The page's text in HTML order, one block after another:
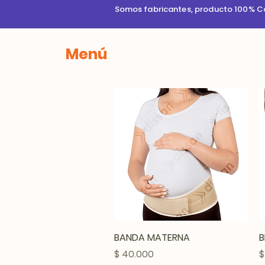
Somos fabricantes, producto 100%
Menú
Vista rápida
BANDA MATERNA
Precio
$ 40.000